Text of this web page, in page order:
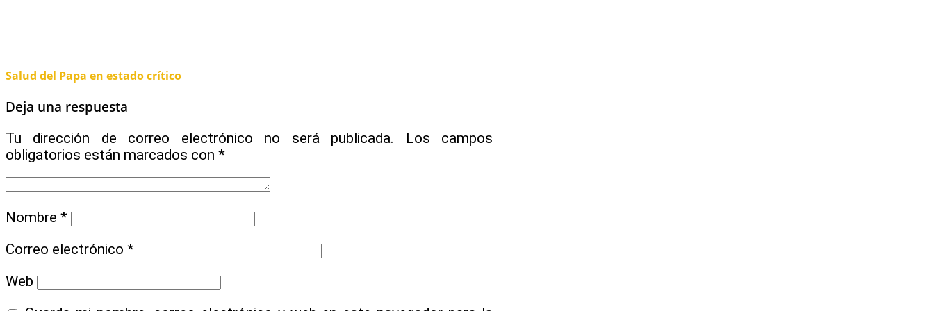
Salud del Papa en estado crítico
Deja una respuesta
Tu dirección de correo electrónico no será publicada.
Los campos
obligatorios están marcados con *
Nombre *
Correo electrónico *
Web